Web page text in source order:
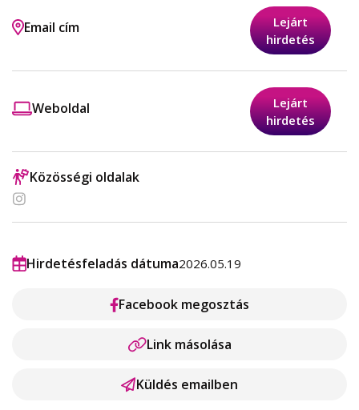
Email cím
Lejárt
hirdetés
Weboldal
Lejárt
hirdetés
Közösségi oldalak
Hirdetésfeladás dátuma2026.05.19
Facebook megosztás
Link másolása
Küldés emailben